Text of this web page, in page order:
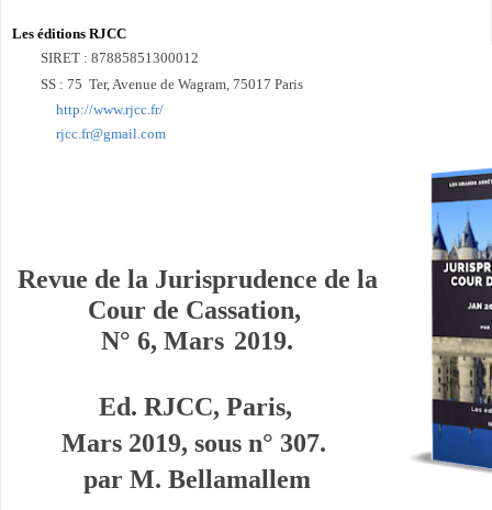
Les éditions RJCC
SIRET : 87885851300012
SS : 75 Ter, Avenue de Wagram, 75017 Paris
http://www.rjcc.fr/
rjcc.fr@gmail.com
Revue de la Jurisprudence de la
Cour de Cassation,
N° 6, Mars 2019.
Ed. RJCC, Paris,
Mars 2019,sous n° 307.
par M. Bellamallem